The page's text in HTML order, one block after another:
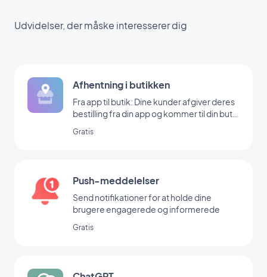
Udvidelser, der måske interesserer dig
Afhentning i butikken
Fra app til butik: Dine kunder afgiver deres
bestilling fra din app og kommer til din butik
Gratis
Push-meddelelser
Send notifikationer for at holde dine
brugere engagerede og informerede
Gratis